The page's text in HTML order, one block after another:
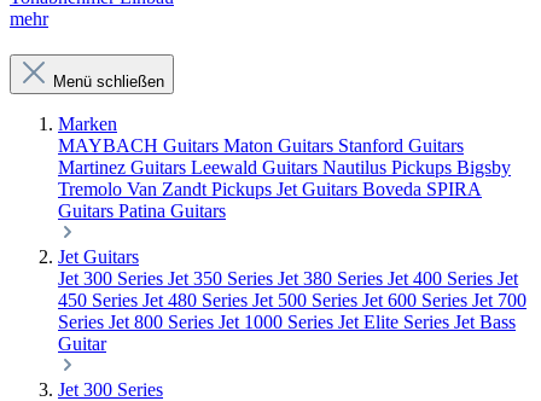
mehr
Menü schließen
Marken
MAYBACH Guitars Maton Guitars Stanford Guitars
Martinez Guitars Leewald Guitars Nautilus Pickups Bigsby
Tremolo Van Zandt Pickups Jet Guitars Boveda SPIRA
Guitars Patina Guitars
Jet Guitars
Jet 300 Series Jet 350 Series Jet 380 Series Jet 400 Series Jet
450 Series Jet 480 Series Jet 500 Series Jet 600 Series Jet 700
Series Jet 800 Series Jet 1000 Series Jet Elite Series Jet Bass
Guitar
Jet 300 Series